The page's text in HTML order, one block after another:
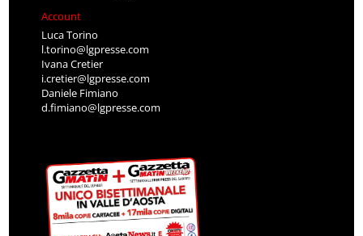
Account
Luca Torino
l.torino@lgpresse.com
Ivana Cretier
i.cretier@lgpresse.com
Daniele Fimiano
d.fimiano@lgpresse.com